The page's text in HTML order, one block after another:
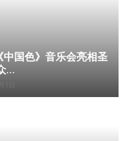
中国色》音乐会亮相圣
...